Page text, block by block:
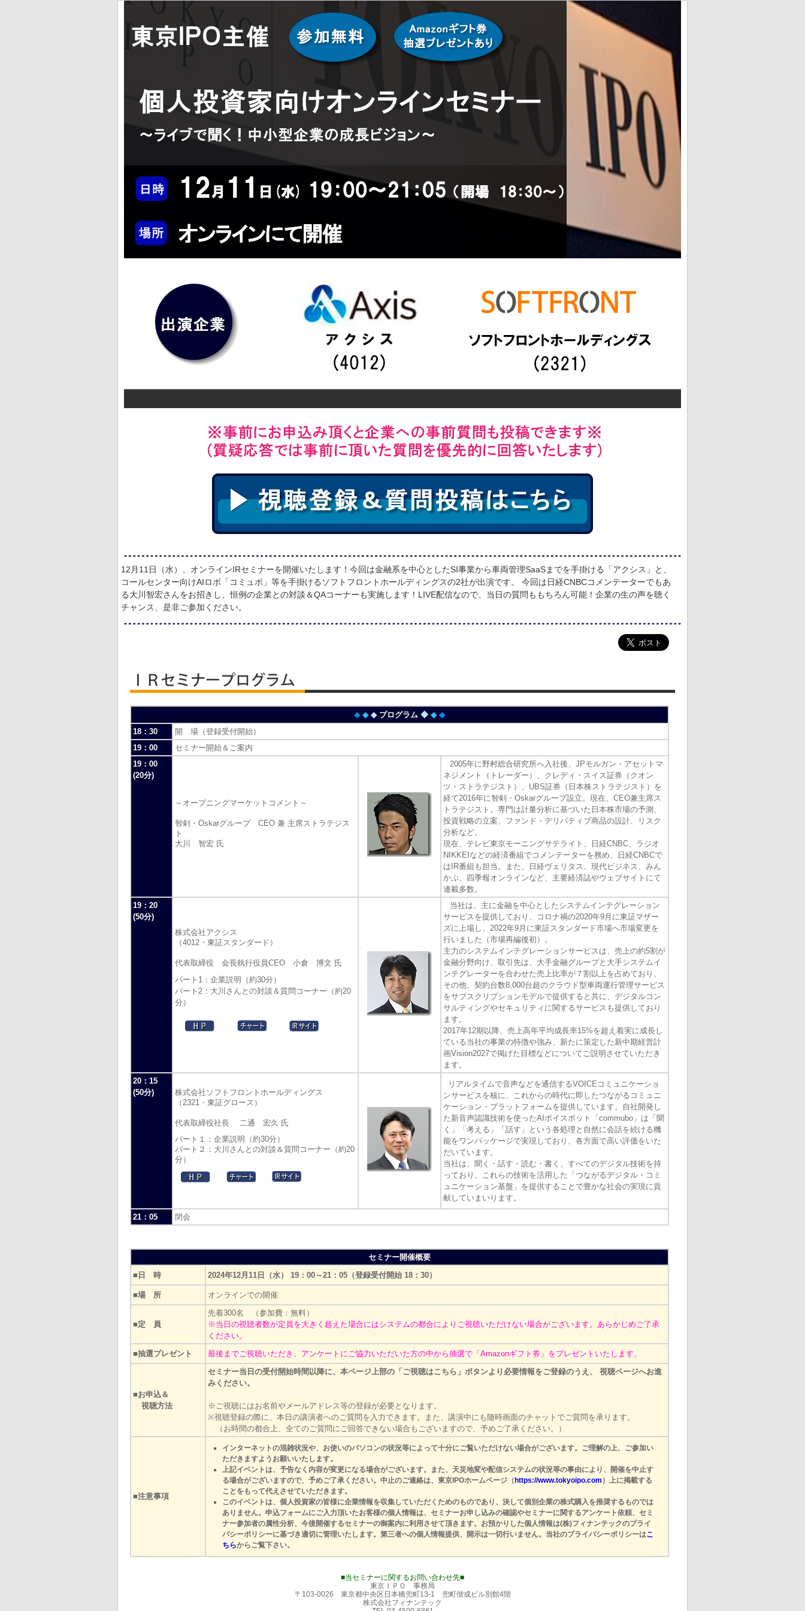
12月11日（水）、オンラインIRセミナーを開催いたします！今回は金融系を中心としたSI事業から車両管理SaaSまでを手掛ける「アクシス」と、
コールセンター向けAIロボ「コミュボ」等を手掛けるソフトフロントホールディングスの2社が出演です。 今回は日経CNBCコメンテーターでもあ
る大川智宏さんをお招きし、恒例の企業との対談＆QAコーナーも実施します！LIVE配信なので、当日の質問ももちろん可能！企業の生の声を聴く
チャンス、是非ご参加ください。
◆ ◆ ◆ プログラム ◆ ◆ ◆
18：30
開 場（登録受付開始）
19：00
セミナー開始＆ご案内
19：00
(20分)
～オープニングマーケットコメント～
智剣・Oskarグループ CEO 兼 主席ストラテジス
ト
大川 智宏 氏
2005年に野村総合研究所へ入社後、JPモルガン・アセットマ
ネジメント（トレーダー）、クレディ・スイス証券（クオン
ツ・ストラテジスト）、UBS証券（日本株ストラテジスト）を
経て2016年に智剣・Oskarグループ設立。現在、CEO兼主席ス
トラテジスト。専門は計量分析に基づいた日本株市場の予測、
投資戦略の立案、ファンド・デリバティブ商品の設計、リスク
分析など。
現在、テレビ東京モーニングサテライト、日経CNBC、ラジオ
NIKKEIなどの経済番組でコメンテーターを務め、日経CNBCで
はIR番組も担当。また、日経ヴェリタス、現代ビジネス、みん
かぶ、四季報オンラインなど、主要経済誌やウェブサイトにて
連載多数。
19：20
(50分)
株式会社アクシス
（4012・東証スタンダード）
代表取締役 会長執行役員CEO 小倉 博文 氏
パート1：企業説明（約30分）
パート2：大川さんとの対談＆質問コーナー（約20
分）
当社は、主に金融を中心としたシステムインテグレーション
サービスを提供しており、コロナ禍の2020年9月に東証マザー
ズに上場し、2022年9月に東証スタンダード市場へ市場変更を
行いました（市場再編後初）。
主力のシステムインテグレーションサービスは、売上の約5割が
金融分野向け、取引先は、大手金融グループと大手システムイ
ンテグレーターを合わせた売上比率が７割以上を占めており、
その他、契約台数8,000台超のクラウド型車両運行管理サービス
をサブスクリプションモデルで提供すると共に、デジタルコン
サルティングやセキュリティに関するサービスも提供しており
ます。
2017年12期以降、売上高年平均成長率15%を超え着実に成長し
ている当社の事業の特徴や強み、新たに策定した新中期経営計
画Vision2027で掲げた目標などについてご説明させていただき
ます。
20：15
(50分)
株式会社ソフトフロントホールディングス
（2321・東証グロース）
代表取締役社長 二通 宏久 氏
パート１：企業説明（約30分）
パート２：大川さんとの対談＆質問コーナー（約20
分）
リアルタイムで音声などを通信するVOICEコミュニケーショ
ンサービスを核に、これからの時代に即したつながるコミュニ
ケーション・プラットフォームを提供しています。自社開発し
た新音声認識技術を使ったAIボイスボット「commubo」は「聞
く」「考える」「話す」という各処理と自然に会話を続ける機
能をワンパッケージで実現しており、各方面で高い評価をいた
だいています。
当社は、聞く・話す・読む・書く、すべてのデジタル技術を持
っており、これらの技術を活用した「つながるデジタル・コミ
ュニケーション基盤」を提供することで豊かな社会の実現に貢
献していまいります。
21：05 閉会
セミナー開催概要
■日 時
2024年12月11日（水） 19：00～21：05（登録受付開始 18：30）
■場 所 オンラインでの開催
■定 員
先着300名 （参加費：無料）
※当日の視聴者数が定員を大きく超えた場合にはシステムの都合によりご視聴いただけない場合がございます。あらかじめご了承
ください。
■抽選プレゼント
最後までご視聴いただき、アンケートにご協力いただいた方の中から抽選で「Amazonギフト券」をプレゼントいたします。
■お申込＆
視聴方法
セミナー当日の受付開始時間以降に、本ページ上部の「ご視聴はこちら」ボタンより必要情報をご登録のうえ、 視聴ページへお進
みください。
※ご視聴にはお名前やメールアドレス等の登録が必要となります。
※視聴登録の際に、本日の講演者へのご質問を入力できます。また、講演中にも随時画面のチャットでご質問を承ります。
（お時間の都合上、全てのご質問にご回答できない場合もございますので、予めご了承ください。）
■注意事項
インターネットの混雑状況や、お使いのパソコンの状況等によって十分にご覧いただけない場合がございます。ご理解の上、ご参加い
ただきますようお願いいたします。
上記イベントは、予告なく内容が変更になる場合がございます。また、天災地変や配信システムの状況等の事由により、開催を中止す
る場合がございますので、予めご了承ください。中止のご連絡は、東京IPOホームページ（ https://www.tokyoipo.com ）上に掲載する
ことをもって代えさせていただきます。
このイベントは、個人投資家の皆様に企業情報を収集していただくためのものであり、決して個別企業の株式購入を推奨するものでは
ありません。申込フォームにご入力頂いたお客様の個人情報は、セミナーお申し込みの確認やセミナーに関するアンケート依頼、セミ
ナー参加者の属性分析、今後開催するセミナーの御案内に利用させて頂きます。お預かりした個人情報は(株)フィナンテックのプライ
バシーポリシーに基づき適切に管理いたします。第三者への個人情報提供、開示は一切行いません。当社のプライバシーポリシーはこ
ちらからご覧下さい。
■当セミナーに関するお問い合わせ先■
東京ＩＰＯ 事務局
〒103-0026 東京都中央区日本橋兜町13-1 兜町偕成ビル別館4階
株式会社フィナンテック